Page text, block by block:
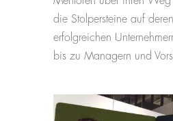
die Stolpersteine auf
erfolgreichen
bis zu Managern und